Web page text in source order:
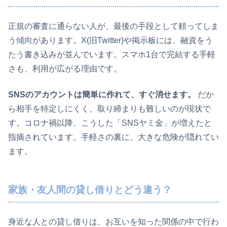
正規の審査に通らない人が、最後の手段として頼ってしま
う傾向があります。X(旧Twitter)や掲示板には、融資をう
たう書き込みが並んでいます。スマホ1台で完結する手軽
さも、利用が広がる理由です。
SNSのアカウントは簡単に作れて、すぐ消せます。
だか
ら相手を特定しにくく、取り締まりも難しいのが現状で
す。コロナ禍以降、こうした「SNSヤミ金」が増えたと
指摘されています。手軽さの裏に、大きな危険が隠れてい
ます。
家族・友人間の貸し借りとどう違う？
身近な人との貸し借りは、お互いを知った関係の中で行わ